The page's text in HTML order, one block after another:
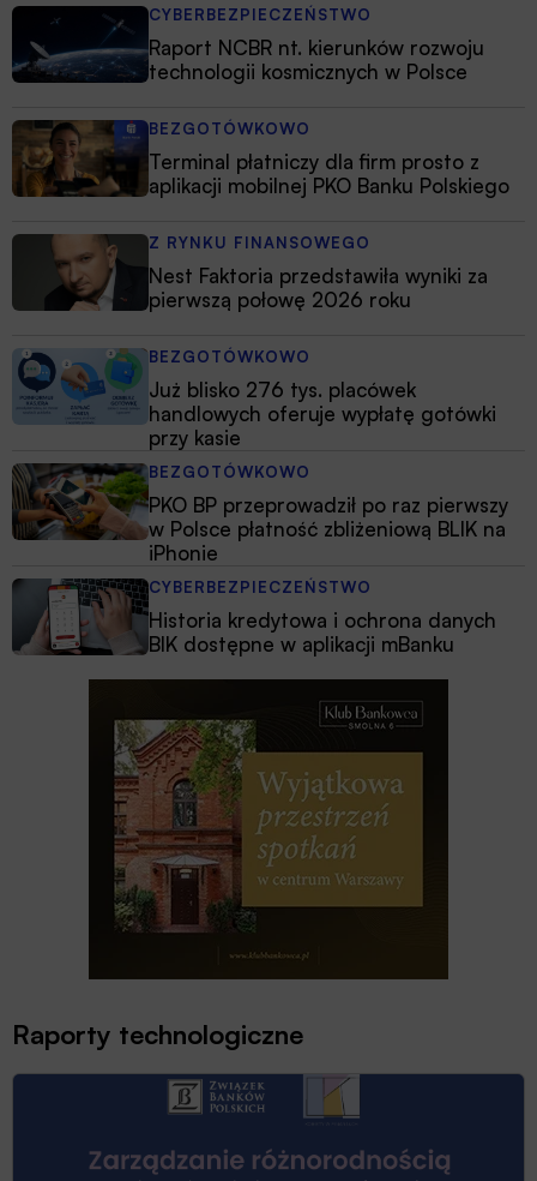
CYBERBEZPIECZEŃSTWO
Raport NCBR nt. kierunków rozwoju
technologii kosmicznych w Polsce
BEZGOTÓWKOWO
Terminal płatniczy dla firm prosto z
aplikacji mobilnej PKO Banku Polskiego
Z RYNKU FINANSOWEGO
Nest Faktoria przedstawiła wyniki za
pierwszą połowę 2026 roku
BEZGOTÓWKOWO
Już blisko 276 tys. placówek
handlowych oferuje wypłatę gotówki
przy kasie
BEZGOTÓWKOWO
PKO BP przeprowadził po raz pierwszy
w Polsce płatność zbliżeniową BLIK na
iPhonie
CYBERBEZPIECZEŃSTWO
Historia kredytowa i ochrona danych
BIK dostępne w aplikacji mBanku
Raporty technologiczne